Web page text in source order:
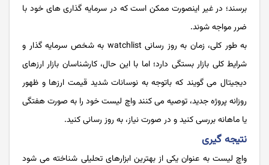
برسند؛ در غیر اینصورت ممکن است که در سرمایه گذاری های خود با
ضرر مواجه شوند.
به طور کلی، زمان به روز رسانی watchlist به شخص سرمایه گذار و
شرایط کلی بازار بستگی دارد؛ اما با این حال، کارشناسان بازار ارزهای
دیجیتال می گویند که باتوجه به نوسانات شدید قیمت ارزها و ظهور
روزانه پروژه جدید، توصیه می ‌کنند واچ لیست خود را به صورت هفتگی
یا ماهانه بررسی کنید و در صورت نیاز، به روز رسانی کنید.
نتیجه گیری
واچ لیست به عنوان یکی از بهترین ابزارهای تحلیلی شناخته می شود